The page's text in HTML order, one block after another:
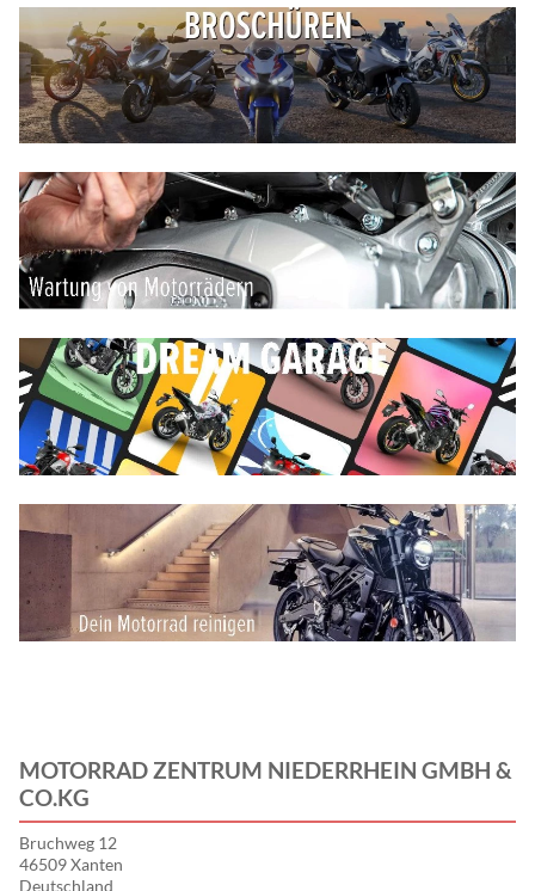
MOTORRAD ZENTRUM NIEDERRHEIN GMBH &
CO.KG
Bruchweg 12
46509 Xanten
Deutschland